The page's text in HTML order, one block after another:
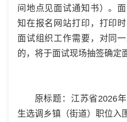
间地点见面试通知书）。
知在报名网站打印，打印
面试组织工作需要，对同
的，将于面试现场抽签确定
原标题：江苏省2026
生选调乡镇（街道）职位入